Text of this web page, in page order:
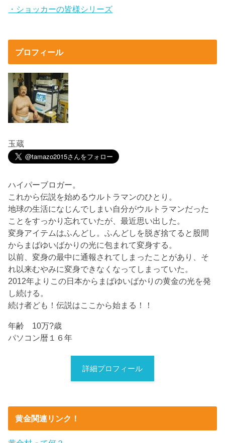
・ショッカーの皆様シリーズ
プロフィール
玉蔵
ハイパーブロガー。
これから伝説を始めるウルトラマンのひとり。
地球の生活になじんでしまい自分がウルトラマンだった
ことをすっかり忘れていたが、最近思い出した。
変身アイテムはふんどし。ふんどしを脱ぎ捨てると股間
からまばゆいばかりの光に包まれて変身する。
以前、変身の最中に通報されてしまったことがあり、そ
れ以来むやみに変身できなくなってしまっていた。
2012年よりこの日本からまばゆいばかりの黄金の光を発
し続ける。
続け者ども！伝説はここから始まる！！
年齢 10万?歳
パソコン暦１６年
詳細プロフィール
黄金関連リンク！